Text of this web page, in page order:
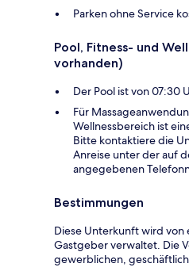
Parken ohne Service
Pool, Fitness- und
vorhanden)
Der Pool ist von 07:30
Für
Wellnessbereich ist
Bitte kontaktiere die
Anreise unter der auf
angegebenen
Bestimmungen
Diese Unterkunft wird von
Gastgeber verwaltet. Die
gewerblichen,